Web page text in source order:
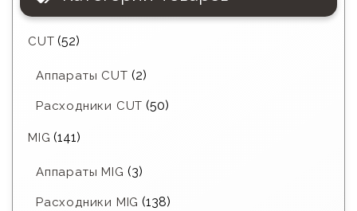
CUT (52)
Аппараты CUT (2)
Расходники CUT (50)
MIG (141)
Аппараты MIG (3)
Расходники MIG (138)